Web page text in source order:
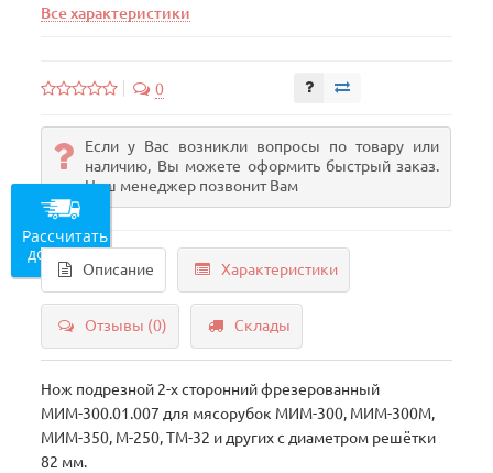
Все характеристики
0
Если у Вас возникли вопросы по товару или
наличию, Вы можете оформить быстрый заказ.
Наш менеджер позвонит Вам
Описание Характеристики
Отзывы (0) Склады
Нож подрезной 2-х сторонний фрезерованный
МИМ-300.01.007 для мясорубок МИМ-300, МИМ-300М,
МИМ-350, М-250, ТМ-32 и других с диаметром решётки
82 мм.
Рассчитать
доставку